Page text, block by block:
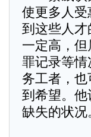
使更多人
到这些人
一定高，
罪记录等
务工者，
到希望。
缺失的状